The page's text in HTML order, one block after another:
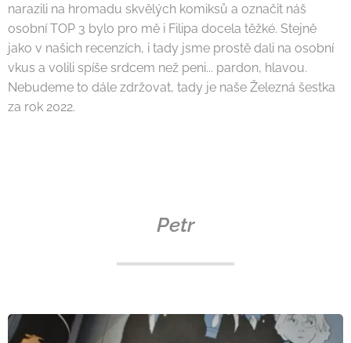
narazili na hromadu skvělých komiksů a označit náš
osobní TOP 3 bylo pro mě i Filipa docela těžké. Stejně
jako v našich recenzích, i tady jsme prostě dali na osobní
vkus a volili spíše srdcem než peni... pardon, hlavou.
Nebudeme to dále zdržovat, tady je naše Železná šestka
za rok 2022.
Petr